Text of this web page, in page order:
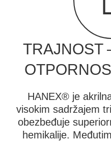
TRAJNOST
HANEX® je
visokim sadržajem
obezbeđuje
hemikalije.